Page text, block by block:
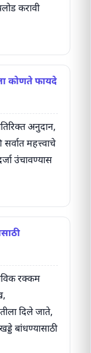
करावी
कोणते फायदे
अनुदान,
सर्वात महत्त्वाचे
उंचावण्यास
रक्कम
दिले जाते,
बांधण्यासाठी